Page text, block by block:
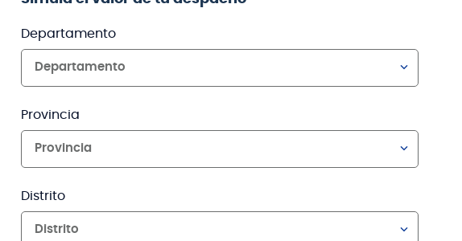
Departamento
Departamento
Provincia
Provincia
Distrito
Distrito